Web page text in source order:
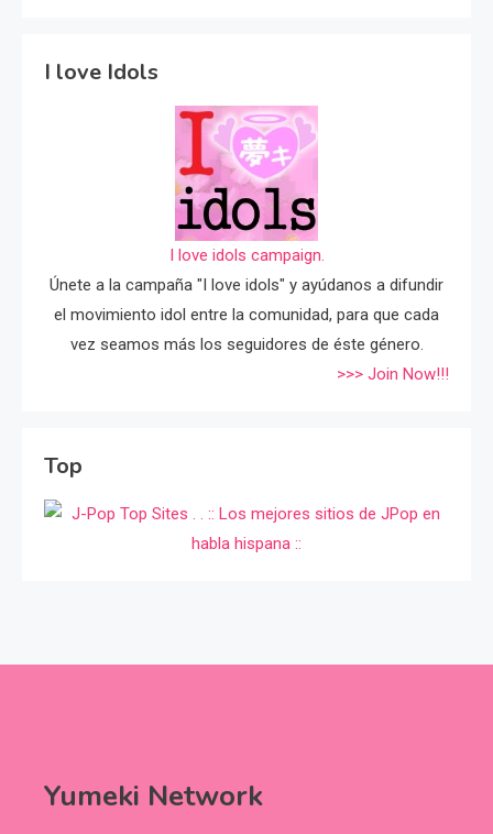
I love Idols
I love idols campaign.
Únete a la campaña "I love idols" y ayúdanos a difundir
el movimiento idol entre la comunidad, para que cada
vez seamos más los seguidores de éste género.
>>> Join Now!!!
Top
Yumeki Network